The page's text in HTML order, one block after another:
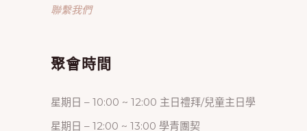
聯繫我們
聚會時間
星期日 – 10:00 ~ 12:00 主日禮拜/兒童主日學
星期日 – 12:00 ~ 13:00 學青團契